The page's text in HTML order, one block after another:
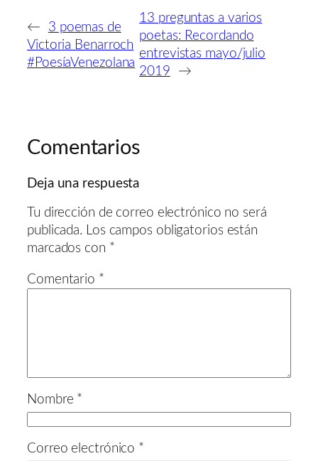
←
3 poemas de
Victoria Benarroch
#PoesíaVenezolana
13 preguntas a varios
poetas: Recordando
entrevistas mayo/julio
2019
→
Comentarios
Deja una respuesta
Tu dirección de correo electrónico no será
publicada. Los campos obligatorios están
marcados con *
Comentario *
Nombre *
Correo electrónico *